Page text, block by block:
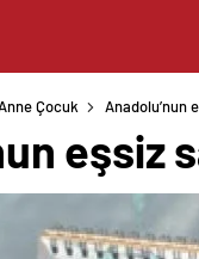
Çocuk Anadolu’nun
eşsiz